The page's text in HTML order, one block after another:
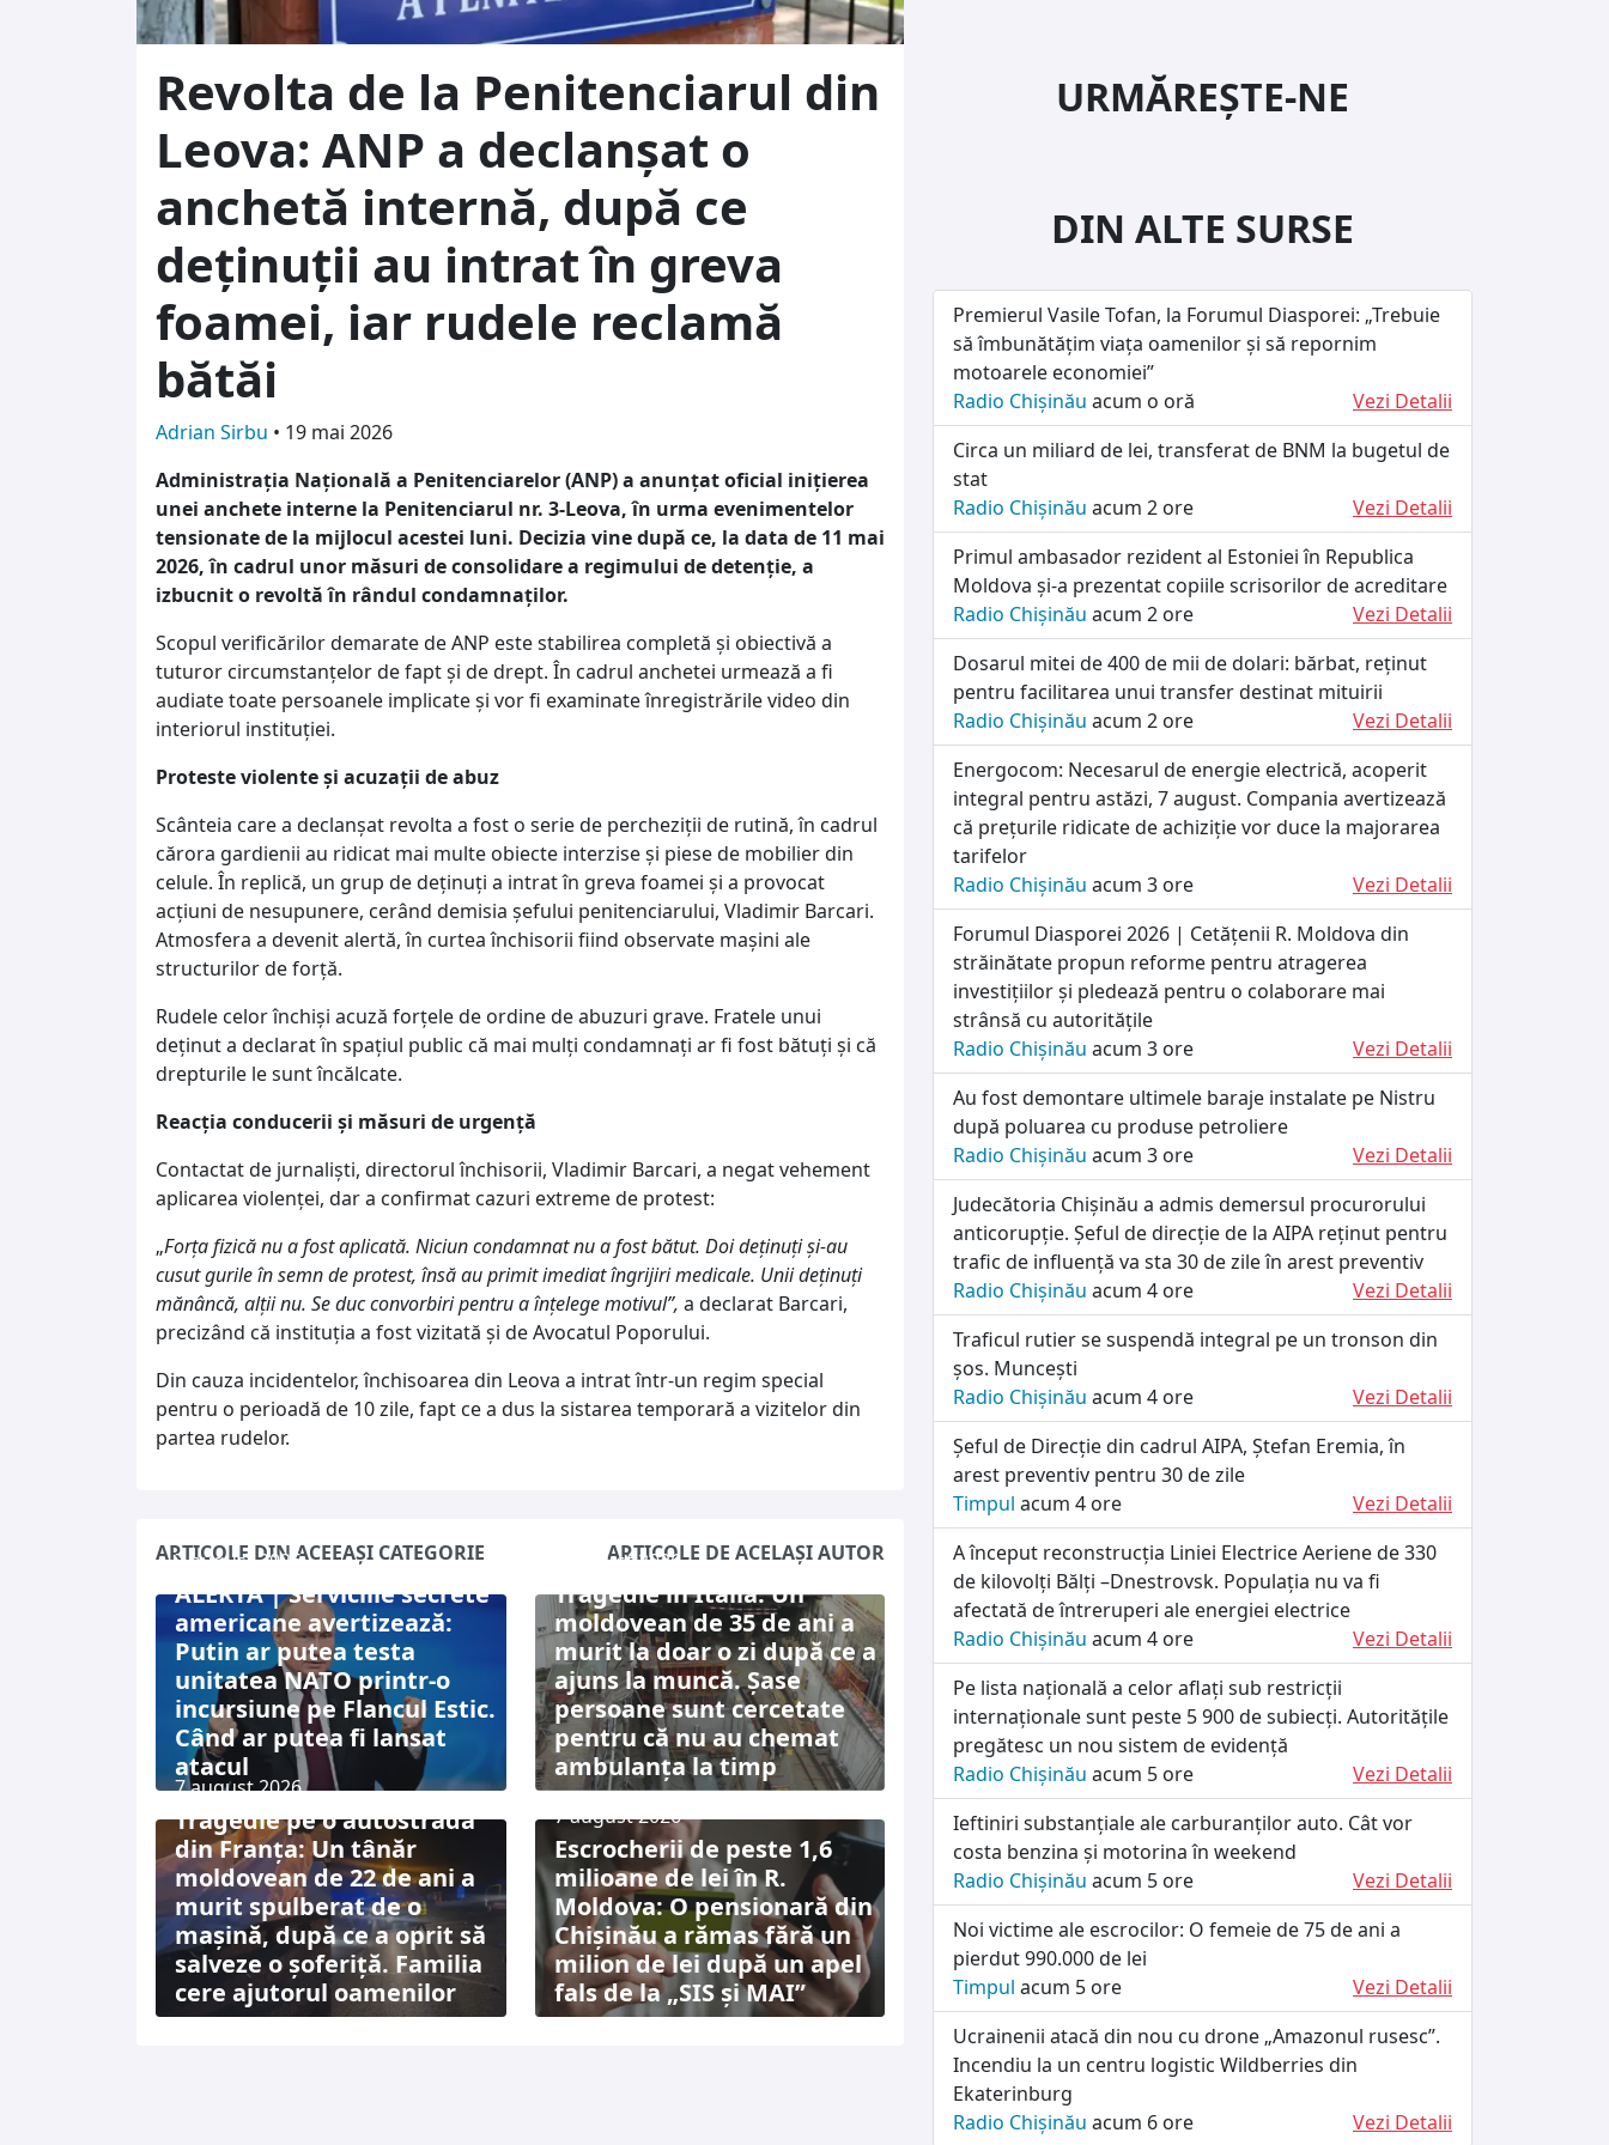
Revolta de la Penitenciarul din
Leova: ANP a declanșat o
anchetă internă, după ce
deținuții au intrat în greva
foamei, iar rudele reclamă
bătăi
Adrian Sirbu • 19 mai 2026
Administrația Națională a Penitenciarelor (ANP) a anunțat oficial inițierea
unei anchete interne la Penitenciarul nr. 3-Leova, în urma evenimentelor
tensionate de la mijlocul acestei luni. Decizia vine după ce, la data de 11 mai
2026, în cadrul unor măsuri de consolidare a regimului de detenție, a
izbucnit o revoltă în rândul condamnaților.
Scopul verificărilor demarate de ANP este stabilirea completă și obiectivă a
tuturor circumstanțelor de fapt și de drept. În cadrul anchetei urmează a fi
audiate toate persoanele implicate și vor fi examinate înregistrările video din
interiorul instituției.
Proteste violente și acuzații de abuz
Scânteia care a declanșat revolta a fost o serie de percheziții de rutină, în cadrul
cărora gardienii au ridicat mai multe obiecte interzise și piese de mobilier din
celule. În replică, un grup de deținuți a intrat în greva foamei și a provocat
acțiuni de nesupunere, cerând demisia șefului penitenciarului, Vladimir Barcari.
Atmosfera a devenit alertă, în curtea închisorii fiind observate mașini ale
structurilor de forță.
Rudele celor închiși acuză forțele de ordine de abuzuri grave. Fratele unui
deținut a declarat în spațiul public că mai mulți condamnați ar fi fost bătuți și că
drepturile le sunt încălcate.
Reacția conducerii și măsuri de urgență
Contactat de jurnaliști, directorul închisorii, Vladimir Barcari, a negat vehement
aplicarea violenței, dar a confirmat cazuri extreme de protest:
„Forța fizică nu a fost aplicată. Niciun condamnat nu a fost bătut. Doi deținuți și-au
cusut gurile în semn de protest, însă au primit imediat îngrijiri medicale. Unii deținuți
mănâncă, alții nu. Se duc convorbiri pentru a înțelege motivul”, a declarat Barcari,
precizând că instituția a fost vizitată și de Avocatul Poporului.
Din cauza incidentelor, închisoarea din Leova a intrat într-un regim special
pentru o perioadă de 10 zile, fapt ce a dus la sistarea temporară a vizitelor din
partea rudelor.
ARTICOLE DIN ACEEAȘI CATEGORIE ARTICOLE DE ACELAȘI AUTOR
7 august 2026
ALERTĂ | Serviciile secrete
americane avertizează:
Putin ar putea testa
unitatea NATO printr-o
incursiune pe Flancul Estic.
Când ar putea fi lansat
atacul
7 august 2026
Tragedie în Italia: Un
moldovean de 35 de ani a
murit la doar o zi după ce a
ajuns la muncă. Șase
persoane sunt cercetate
pentru că nu au chemat
ambulanța la timp
7 august 2026
Tragedie pe o autostradă
din Franța: Un tânăr
moldovean de 22 de ani a
murit spulberat de o
mașină, după ce a oprit să
salveze o șoferiță. Familia
cere ajutorul oamenilor
7 august 2026
Escrocherii de peste 1,6
milioane de lei în R.
Moldova: O pensionară din
Chișinău a rămas fără un
milion de lei după un apel
fals de la „SIS și MAI”
URMĂREȘTE-NE
DIN ALTE SURSE
Premierul Vasile Tofan, la Forumul Diasporei: „Trebuie
să îmbunătățim viața oamenilor și să repornim
motoarele economiei”
Radio Chișinău acum o oră
Vezi Detalii
Circa un miliard de lei, transferat de BNM la bugetul de
stat
Radio Chișinău acum 2 ore
Vezi Detalii
Primul ambasador rezident al Estoniei în Republica
Moldova și-a prezentat copiile scrisorilor de acreditare
Radio Chișinău acum 2 ore
Vezi Detalii
Dosarul mitei de 400 de mii de dolari: bărbat, reținut
pentru facilitarea unui transfer destinat mituirii
Radio Chișinău acum 2 ore
Vezi Detalii
Energocom: Necesarul de energie electrică, acoperit
integral pentru astăzi, 7 august. Compania avertizează
că prețurile ridicate de achiziție vor duce la majorarea
tarifelor
Radio Chișinău acum 3 ore
Vezi Detalii
Forumul Diasporei 2026 | Cetățenii R. Moldova din
străinătate propun reforme pentru atragerea
investițiilor și pledează pentru o colaborare mai
strânsă cu autoritățile
Radio Chișinău acum 3 ore
Vezi Detalii
Au fost demontare ultimele baraje instalate pe Nistru
după poluarea cu produse petroliere
Radio Chișinău acum 3 ore
Vezi Detalii
Judecătoria Chișinău a admis demersul procurorului
anticorupție. Șeful de direcție de la AIPA reținut pentru
trafic de influență va sta 30 de zile în arest preventiv
Radio Chișinău acum 4 ore
Vezi Detalii
Traficul rutier se suspendă integral pe un tronson din
șos. Muncești
Radio Chișinău acum 4 ore
Vezi Detalii
Șeful de Direcție din cadrul AIPA, Ștefan Eremia, în
arest preventiv pentru 30 de zile
Timpul acum 4 ore
Vezi Detalii
A început reconstrucția Liniei Electrice Aeriene de 330
de kilovolți Bălți –Dnestrovsk. Populația nu va fi
afectată de întreruperi ale energiei electrice
Radio Chișinău acum 4 ore
Vezi Detalii
Pe lista națională a celor aflați sub restricții
internaționale sunt peste 5 900 de subiecți. Autoritățile
pregătesc un nou sistem de evidență
Radio Chișinău acum 5 ore
Vezi Detalii
Ieftiniri substanțiale ale carburanților auto. Cât vor
costa benzina și motorina în weekend
Radio Chișinău acum 5 ore
Vezi Detalii
Noi victime ale escrocilor: O femeie de 75 de ani a
pierdut 990.000 de lei
Timpul acum 5 ore
Vezi Detalii
Ucrainenii atacă din nou cu drone „Amazonul rusesc”.
Incendiu la un centru logistic Wildberries din
Ekaterinburg
Radio Chișinău acum 6 ore Vezi Detalii